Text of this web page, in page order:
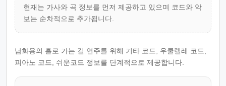
현재는 가사와 곡 정보를 먼저 제공하고 있으며 코드와 악
보는 순차적으로 추가됩니다.
남화용의 홀로 가는 길 연주를 위해 기타 코드, 우쿨렐레 코드,
피아노 코드, 쉬운코드 정보를 단계적으로 제공합니다.